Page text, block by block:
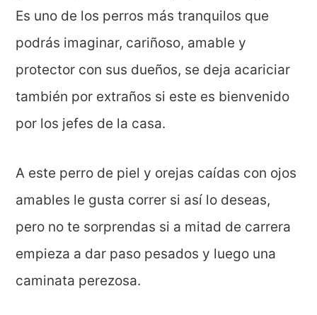
Es uno de los perros más tranquilos que
podrás imaginar, cariñoso, amable y
protector con sus dueños, se deja acariciar
también por extraños si este es bienvenido
por los jefes de la casa.
A este perro de piel y orejas caídas con ojos
amables le gusta correr si así lo deseas,
pero no te sorprendas si a mitad de carrera
empieza a dar paso pesados y luego una
caminata perezosa.